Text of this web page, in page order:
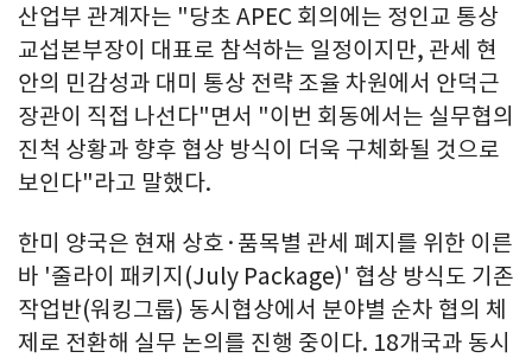
산업부 관계자는 "당초 APEC 회의에는 정인교 통상
교섭본부장이 대표로 참석하는 일정이지만, 관세 현
안의 민감성과 대미 통상 전략 조율 차원에서 안덕근
장관이 직접 나선다"면서 "이번 회동에서는 실무협의
진척 상황과 향후 협상 방식이 더욱 구체화될 것으로
보인다"라고 말했다.
한미 양국은 현재 상호·품목별 관세 폐지를 위한 이른
바 '줄라이 패키지(July Package)' 협상 방식도 기존
작업반(워킹그룹) 동시협상에서 분야별 순차 협의 체
제로 전환해 실무 논의를 진행 중이다. 18개국과 동시